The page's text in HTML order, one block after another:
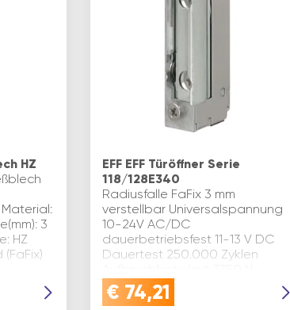
HZ
3
HZ
EFF EFF Türöffner Serie
118/128E340
Radiusfalle FaFix 3 mm
verstellbar Universalspannung
10-24V AC/DC
dauerbetriebsfest 11-13 V DC
Dauertest 250.000 Zyklen
symmetrische Bauform, daher
links/rechts und waager…
€ 74,21